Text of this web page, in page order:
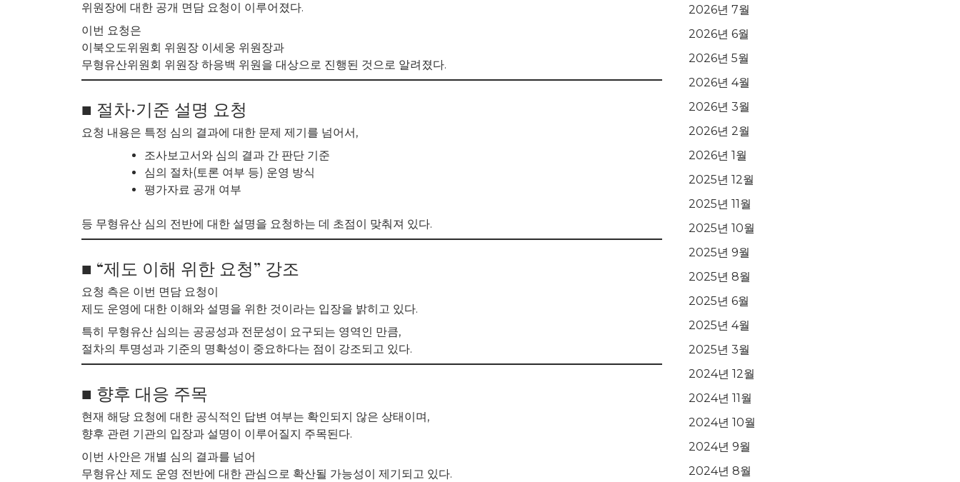
위원장에 대한 공개 면담 요청이 이루어졌다.
이번 요청은
이북오도위원회 위원장 이세웅 위원장과
무형유산위원회 위원장 하응백 위원을 대상으로 진행된 것으로 알려졌다.
■ 절차·기준 설명 요청
요청 내용은 특정 심의 결과에 대한 문제 제기를 넘어서,
조사보고서와 심의 결과 간 판단 기준
심의 절차(토론 여부 등) 운영 방식
평가자료 공개 여부
등 무형유산 심의 전반에 대한 설명을 요청하는 데 초점이 맞춰져 있다.
■ “제도 이해 위한 요청” 강조
요청 측은 이번 면담 요청이
제도 운영에 대한 이해와 설명을 위한 것이라는 입장을 밝히고 있다.
특히 무형유산 심의는 공공성과 전문성이 요구되는 영역인 만큼,
절차의 투명성과 기준의 명확성이 중요하다는 점이 강조되고 있다.
■ 향후 대응 주목
현재 해당 요청에 대한 공식적인 답변 여부는 확인되지 않은 상태이며,
향후 관련 기관의 입장과 설명이 이루어질지 주목된다.
이번 사안은 개별 심의 결과를 넘어
무형유산 제도 운영 전반에 대한 관심으로 확산될 가능성이 제기되고 있다.
2026년 7월
2026년 6월
2026년 5월
2026년 4월
2026년 3월
2026년 2월
2026년 1월
2025년 12월
2025년 11월
2025년 10월
2025년 9월
2025년 8월
2025년 6월
2025년 4월
2025년 3월
2024년 12월
2024년 11월
2024년 10월
2024년 9월
2024년 8월